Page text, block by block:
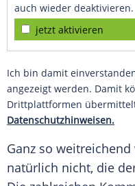
auch wieder deaktivieren.
jetzt aktivieren
Ich bin damit
angezeigt werden. Damit
Drittplattformen
Datenschutzhinweisen.
Ganz so
natürlich nicht, die